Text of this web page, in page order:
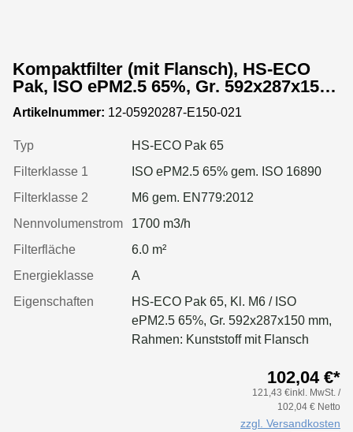
Kompaktfilter (mit Flansch), HS-ECO
Pak, ISO ePM2.5 65%, Gr. 592x287x150
mm, Rahmen:Kunststoff
Artikelnummer: 12-05920287-E150-021
Typ
HS-ECO Pak 65
Filterklasse 1
ISO ePM2.5 65% gem. ISO 16890
Filterklasse 2
M6 gem. EN779:2012
Nennvolumenstrom
1700 m3/h
Filterfläche
6.0 m²
Energieklasse
A
Eigenschaften
HS-ECO Pak 65, Kl. M6 / ISO
ePM2.5 65%, Gr. 592x287x150 mm,
Rahmen: Kunststoff mit Flansch
102,04 €*
121,43 €inkl. MwSt. /
102,04 € Netto
zzgl. Versandkosten